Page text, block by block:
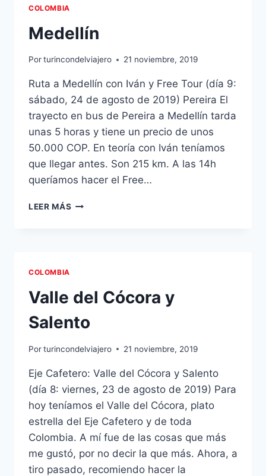
COLOMBIA
Medellín
Porturincondelviajero 21 noviembre, 2019
Ruta a Medellín con Iván y Free Tour (día 9:
sábado, 24 de agosto de 2019) Pereira El
trayecto en bus de Pereira a Medellín tarda
unas 5 horas y tiene un precio de unos
50.000 COP. En teoría con Iván teníamos
que llegar antes. Son 215 km. A las 14h
queríamos hacer el Free…
LEER MÁS MEDELLÍN
COLOMBIA
Valle del Cócora y
Salento
Porturincondelviajero 21 noviembre, 2019
Eje Cafetero: Valle del Cócora y Salento
(día 8: viernes, 23 de agosto de 2019) Para
hoy teníamos el Valle del Cócora, plato
estrella del Eje Cafetero y de toda
Colombia. A mí fue de las cosas que más
me gustó, por no decir la que más. Ahora, a
tiro pasado, recomiendo hacer la